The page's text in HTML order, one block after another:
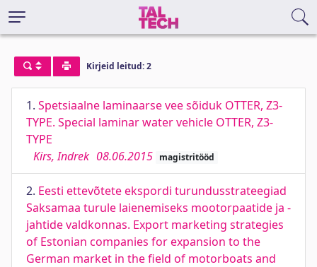
Kirjeid leitud: 2
1. Spetsiaalne laminaarse vee sõiduk OTTER, Z3-
TYPE. Special laminar water vehicle OTTER, Z3-
TYPE
Kirs, Indrek 08.06.2015 magistritööd
2. Eesti ettevõtete ekspordi turundusstrateegiad
Saksamaa turule laienemiseks mootorpaatide ja -
jahtide valdkonnas. Export marketing strategies
of Estonian companies for expansion to the
German market in the field of motorboats and